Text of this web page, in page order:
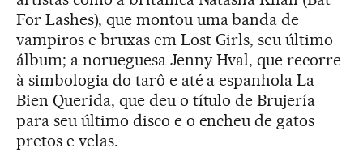
For Lashes), que montou uma banda de
vampiros e bruxas em Lost Girls, seu último
álbum; a norueguesa Jenny Hval, que recorre
à simbologia do tarô e até a espanhola La
Bien Querida, que deu o título de Brujería
para seu último disco e o encheu de gatos
pretos e velas.